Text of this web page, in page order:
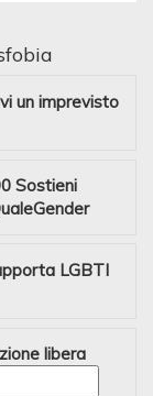
un imprevisto
Sostieni
LGBTI
libera